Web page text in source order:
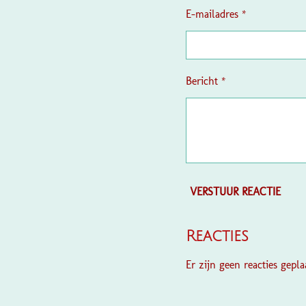
E-mailadres *
Bericht *
VERSTUUR REACTIE
Reacties
Er zijn geen reacties